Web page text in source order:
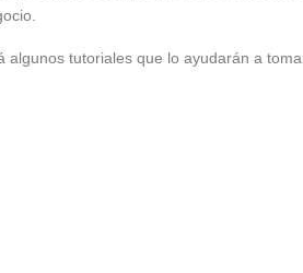
algunos tutoriales que lo ayudarán a